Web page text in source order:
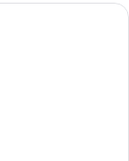
två sängar, ett